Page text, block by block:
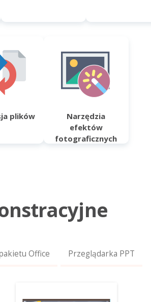
plików
Narzędzia
efektów
fotograficznych
Office Przeglądarka PPT